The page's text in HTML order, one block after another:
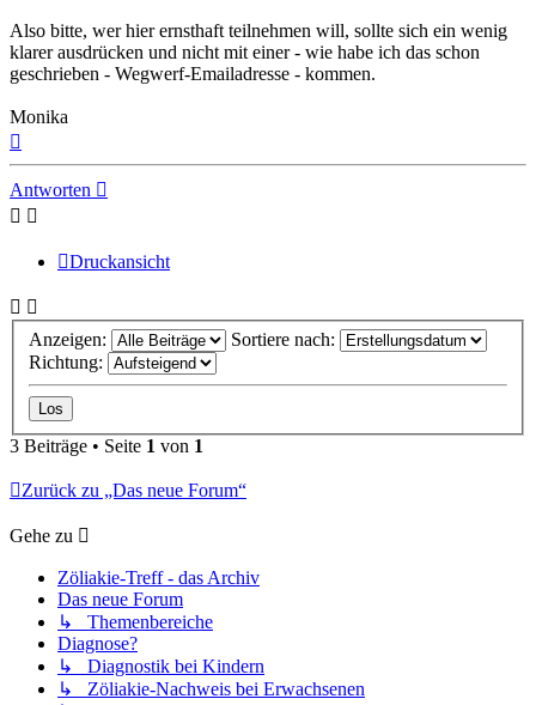
Also bitte, wer hier ernsthaft teilnehmen will, sollte sich ein wenig
klarer ausdrücken und nicht mit einer - wie habe ich das schon
geschrieben - Wegwerf-Emailadresse - kommen.
Monika
Antworten
Druckansicht
Anzeigen:
Sortiere nach:
Richtung:
3 Beiträge • Seite 1 von 1
Zurück zu „Das neue Forum“
Gehe zu
Zöliakie-Treff - das Archiv
Das neue Forum
↳ Themenbereiche
Diagnose?
↳ Diagnostik bei Kindern
↳ Zöliakie-Nachweis bei Erwachsenen